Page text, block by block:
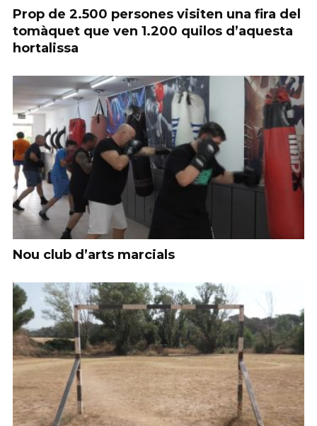
Prop de 2.500 persones visiten una fira del
tomàquet que ven 1.200 quilos d’aquesta
hortalissa
Nou club d’arts marcials